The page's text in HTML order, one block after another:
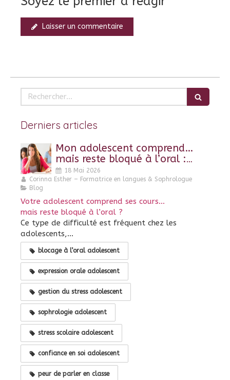
Laisser un commentaire
Rechercher
Derniers articles
Mon adolescent comprend…
mais reste bloqué à l’oral :
pourquoi ?
18 Mai 2026
Corinna Esther – Formatrice en langues & Sophrologue
Blog
Votre adolescent comprend ses cours…
mais reste bloqué à l’oral ?
Ce type de difficulté est fréquent chez les
adolescents,...
blocage à l’oral adolescent
expression orale adolescent
gestion du stress adolescent
sophrologie adolescent
stress scolaire adolescent
confiance en soi adolescent
peur de parler en classe